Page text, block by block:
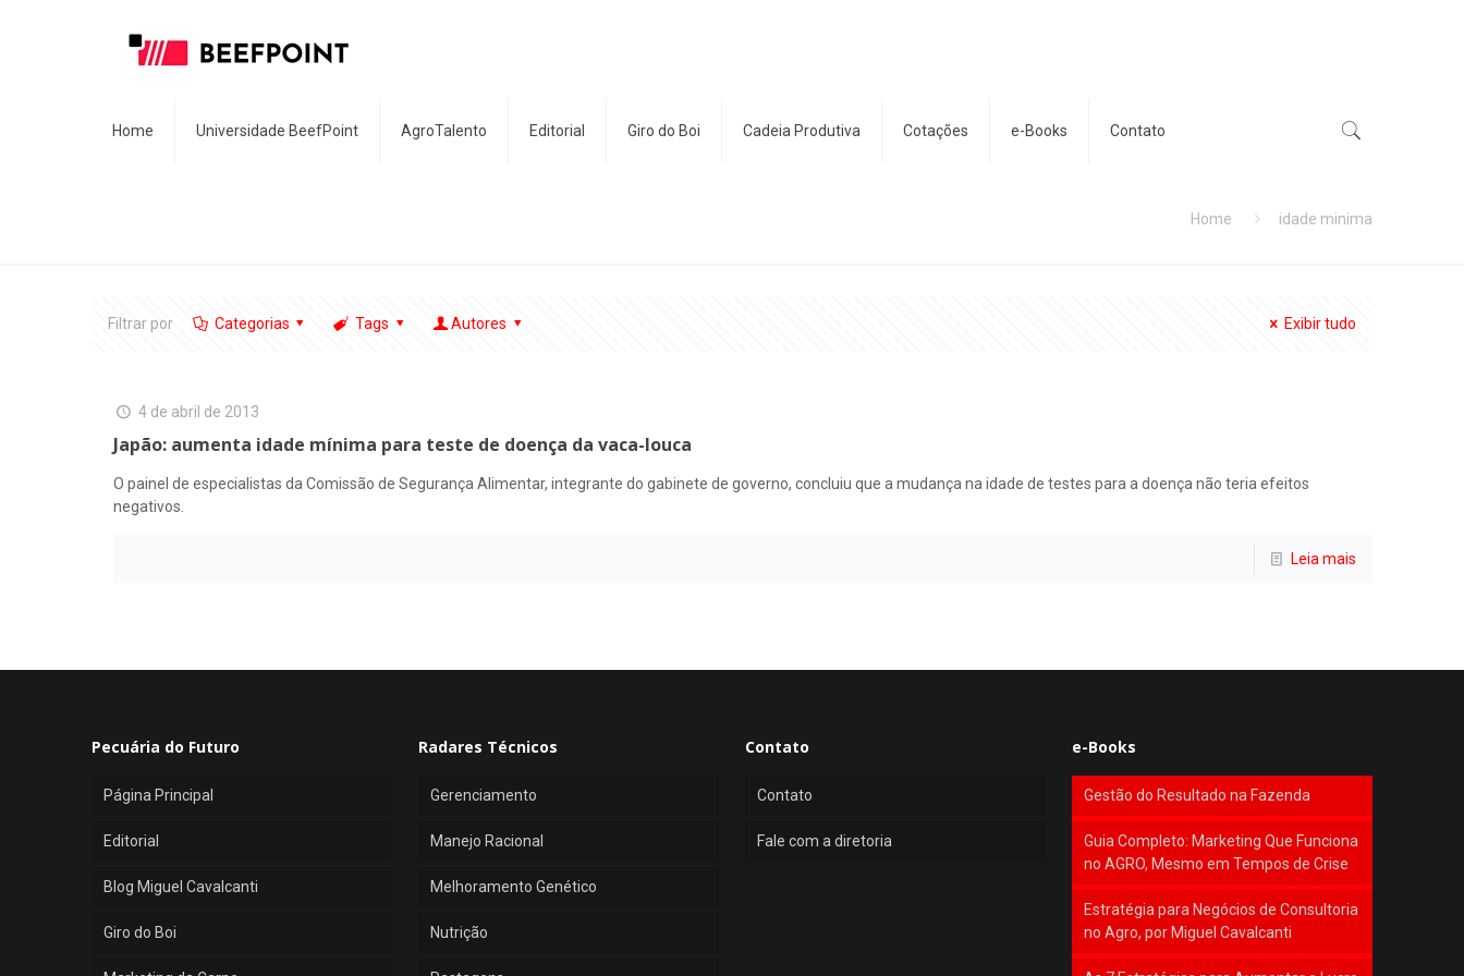
Home Universidade BeefPoint AgroTalento Editorial Giro do Boi Cadeia Produtiva Cotações e-Books Contato
Home idade minima
Filtrar por Categorias Tags Autores Exibir tudo
4 de abril de 2013
Japão: aumenta idade mínima para teste de doença da vaca-louca
O painel de especialistas da Comissão de Segurança Alimentar, integrante do gabinete de governo, concluiu que a mudança na idade de testes para a doença não teria efeitos
negativos.
Leia mais
Pecuária do Futuro
Página Principal
Editorial
Blog Miguel Cavalcanti
Giro do Boi
Radares Técnicos
Gerenciamento
Manejo Racional
Melhoramento Genético
Nutrição
Contato
Contato
Fale com a diretoria
e-Books
Gestão do Resultado na Fazenda
Guia Completo: Marketing Que Funciona
no AGRO, Mesmo em Tempos de Crise
Estratégia para Negócios de Consultoria
no Agro, por Miguel Cavalcanti